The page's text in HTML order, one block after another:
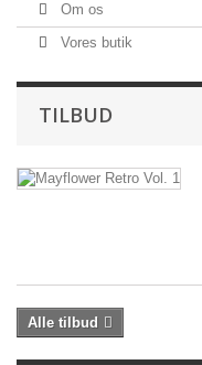
Om os
Vores butik
TILBUD
Alle tilbud